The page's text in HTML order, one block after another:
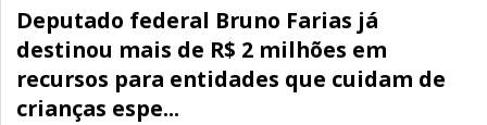
Deputado federal Bruno Farias já
destinou mais de R$ 2 milhões em
recursos para entidades que cuidam de
crianças espe...